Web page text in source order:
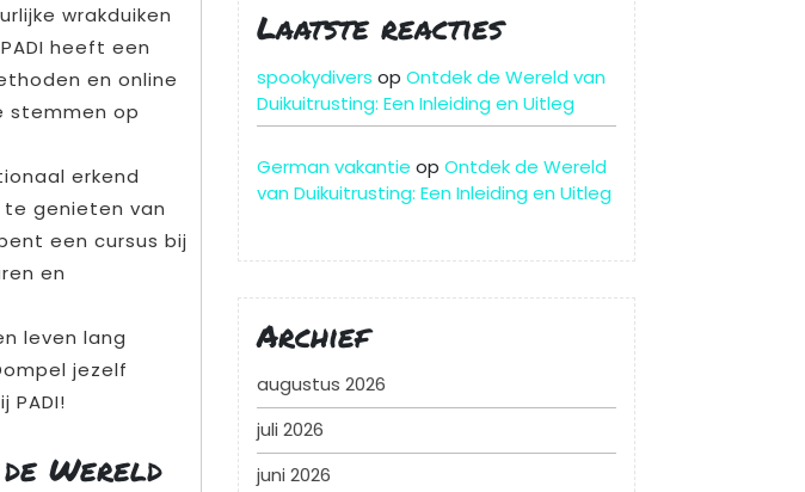
wrakduiken
heeft een
en online
stemmen op
erkend
genieten van
een cursus bij
en
leven lang
jezelf
PADI!
Wereld
Laatste reacties
spookydivers op Ontdek de Wereld van
Duikuitrusting: Een Inleiding en Uitleg
German vakantie op Ontdek de Wereld
van Duikuitrusting: Een Inleiding en Uitleg
Archief
augustus 2026
juli 2026
juni 2026